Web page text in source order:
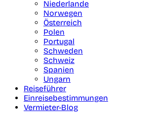
Niederlande
Norwegen
Österreich
Polen
Portugal
Schweden
Schweiz
Spanien
Ungarn
Reiseführer
Einreisebestimmungen
Vermieter-Blog